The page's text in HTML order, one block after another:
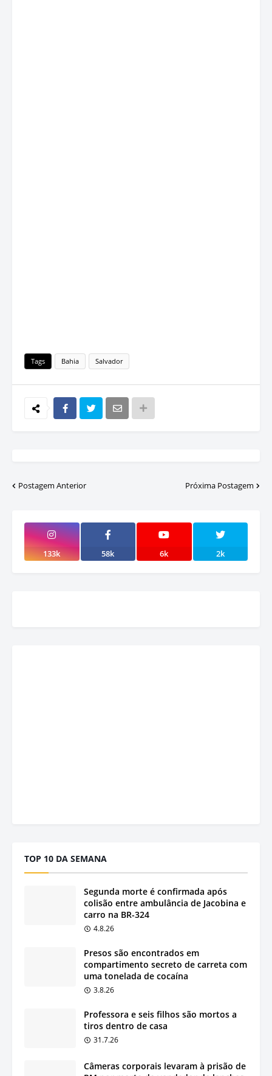
Tags Bahia Salvador
Postagem Anterior Próxima Postagem
133k 58k 6k 2k
TOP 10 DA SEMANA
Segunda morte é confirmada após
colisão entre ambulância de Jacobina e
carro na BR-324
4.8.26
Presos são encontrados em
compartimento secreto de carreta com
uma tonelada de cocaína
3.8.26
Professora e seis filhos são mortos a
tiros dentro de casa
31.7.26
Câmeras corporais levaram à prisão de